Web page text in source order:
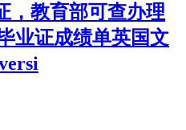
，教育部可查办理
业证成绩单英国文